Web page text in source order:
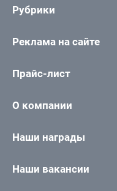
Рубрики
Реклама на сайте
Прайс-лист
О компании
Наши награды
Наши вакансии